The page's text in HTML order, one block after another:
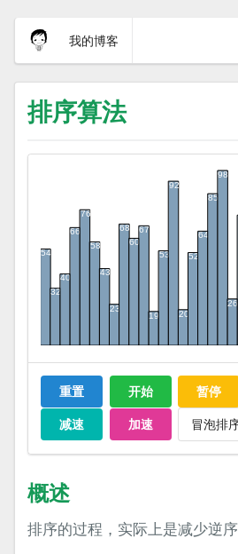
我的博客
排序算法
重置 开始 暂停
减速 加速 冒泡排
概述
排序的过程，实际上是减少逆序